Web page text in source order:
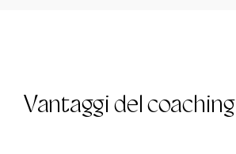
Vantaggi del coaching